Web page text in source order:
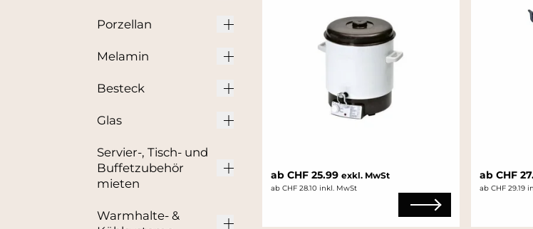
Porzellan
Melamin
Besteck
Glas
Servier-, Tisch- und
Buffetzubehör
mieten
Warmhalte- &
ab CHF 25.99 exkl. MwSt
ab CHF 28.10 inkl. MwSt
ab CHF
ab CHF 29.19